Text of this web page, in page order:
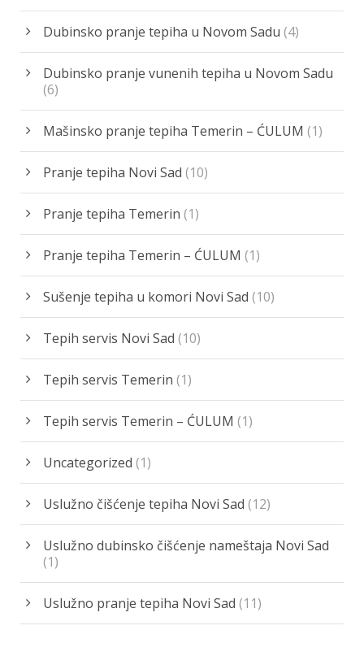
Dubinsko pranje tepiha u Novom Sadu (4)
Dubinsko pranje vunenih tepiha u Novom Sadu
(6)
Mašinsko pranje tepiha Temerin – ĆULUM (1)
Pranje tepiha Novi Sad (10)
Pranje tepiha Temerin (1)
Pranje tepiha Temerin – ĆULUM (1)
Sušenje tepiha u komori Novi Sad (10)
Tepih servis Novi Sad (10)
Tepih servis Temerin (1)
Tepih servis Temerin – ĆULUM (1)
Uncategorized (1)
Uslužno čišćenje tepiha Novi Sad (12)
Uslužno dubinsko čišćenje nameštaja Novi Sad
(1)
Uslužno pranje tepiha Novi Sad (11)